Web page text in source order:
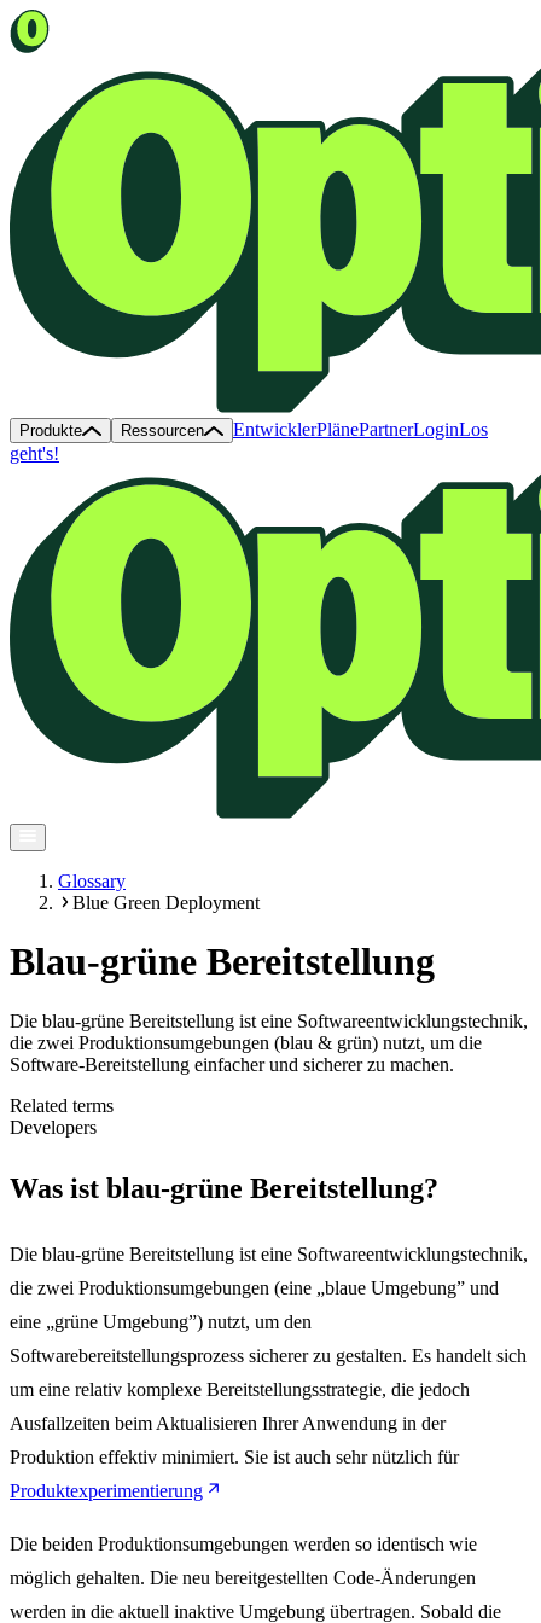
Produkte Ressourcen EntwicklerPlänePartnerLoginLos
geht's!
Glossary
Blue Green Deployment
Blau-grüne Bereitstellung
Die blau-grüne Bereitstellung ist eine Softwareentwicklungstechnik,
die zwei Produktionsumgebungen (blau & grün) nutzt, um die
Software-Bereitstellung einfacher und sicherer zu machen.
Related terms
Developers
Was ist blau-grüne Bereitstellung?
Die blau-grüne Bereitstellung ist eine Softwareentwicklungstechnik,
die zwei Produktionsumgebungen (eine „blaue Umgebung” und
eine „grüne Umgebung”) nutzt, um den
Softwarebereitstellungsprozess sicherer zu gestalten. Es handelt sich
um eine relativ komplexe Bereitstellungsstrategie, die jedoch
Ausfallzeiten beim Aktualisieren Ihrer Anwendung in der
Produktion effektiv minimiert. Sie ist auch sehr nützlich für
Produktexperimentierung
Die beiden Produktionsumgebungen werden so identisch wie
möglich gehalten. Die neu bereitgestellten Code-Änderungen
werden in die aktuell inaktive Umgebung übertragen. Sobald die